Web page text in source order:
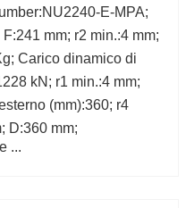
E-MPA;
F:241 mm; r2 min.:4 mm;
Carico dinamico di
kN; r1 min.:4 mm;
(mm):360; r4
D:360 mm;
...